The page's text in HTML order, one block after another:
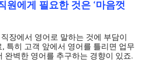
원에게 필요한 것은 ‘마음껏
장에서 영어로 말하는 것에 부담이
, 특히 고객 앞에서 영어를 틀리면 업무
완벽한 영어를 추구하는 경향이 있죠.